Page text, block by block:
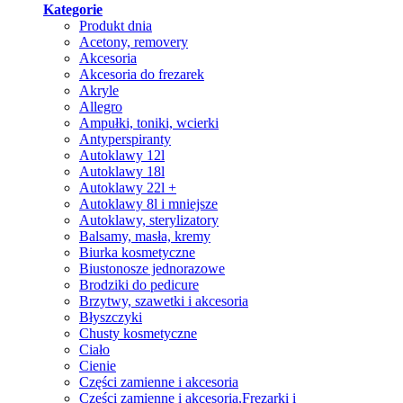
Kategorie
Produkt dnia
Acetony, removery
Akcesoria
Akcesoria do frezarek
Akryle
Allegro
Ampułki, toniki, wcierki
Antyperspiranty
Autoklawy 12l
Autoklawy 18l
Autoklawy 22l +
Autoklawy 8l i mniejsze
Autoklawy, sterylizatory
Balsamy, masła, kremy
Biurka kosmetyczne
Biustonosze jednorazowe
Brodziki do pedicure
Brzytwy, szawetki i akcesoria
Błyszczyki
Chusty kosmetyczne
Ciało
Cienie
Części zamienne i akcesoria
Części zamienne i akcesoria,Frezarki i